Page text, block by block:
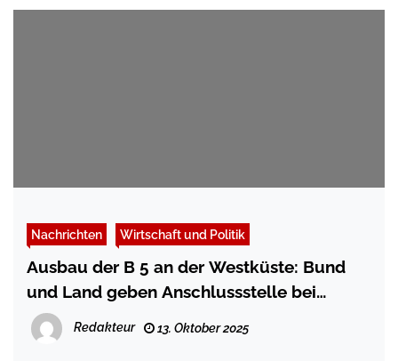
Nachrichten Wirtschaft und Politik
Ausbau der B 5 an der Westküste: Bund
und Land geben Anschlussstelle bei
Husum frei
Redakteur 13. Oktober 2025